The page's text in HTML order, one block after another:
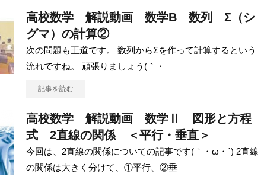
高校数学 解説動画 数学B 数列 Σ（シ
グマ）の計算②
次の問題も王道です。 数列からΣを作って計算するという
流れですね。 頑張りましょう(｀・
記事を読む
高校数学 解説動画 数学Ⅱ 図形と方程
式 2直線の関係 ＜平行・垂直＞
今回は、2直線の関係についての記事です(｀・ω・´) 2直線
の関係は大きく分けて、①平行、②垂